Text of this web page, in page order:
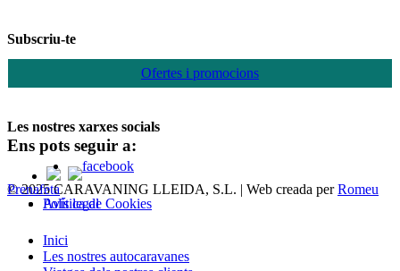
Subscriu-te
Ofertes i promocions
Les nostres xarxes socials
Ens pots seguir a:
© 2025 CARAVANING LLEIDA, S.L. | Web creada per
Romeu Prenafeta
Política de Cookies
Avís legal
Close
Menu
Inici
Les nostres autocaravanes